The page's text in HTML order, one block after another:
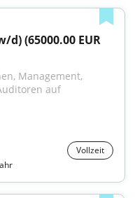
d) (65000.00 EUR
auf
Vollzeit